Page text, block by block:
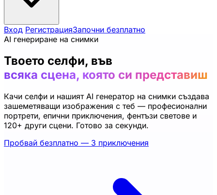
Вход РегистрацияЗапочни безплатно
AI генериране на снимки
Твоето селфи, във
всяка сцена, която си представиш
Качи селфи и нашият AI генератор на снимки създава
зашеметяващи изображения с теб — професионални
портрети, епични приключения, фентъзи светове и
120+ други сцени. Готово за секунди.
Пробвай безплатно — 3 приключения